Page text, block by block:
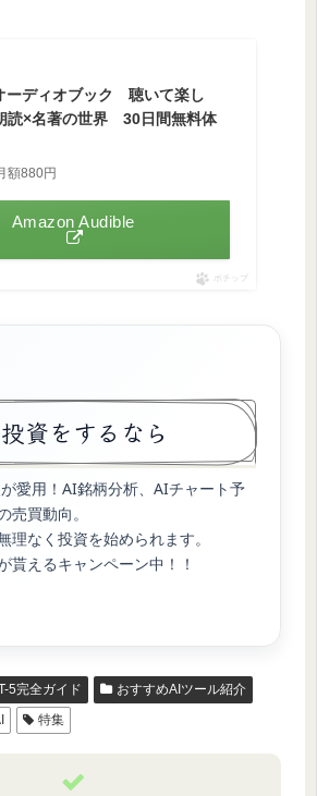
ーディオブック 聴いて楽し
読×名著の世界 30日間無料体
額880円
Amazon Audible
ポチップ
資をするなら
愛用！AI銘柄分析、AIチャート予
売買動向。
理なく投資を始められます。
貰えるキャンペーン中！！
5完全ガイド
おすすめAIツール紹介
特集